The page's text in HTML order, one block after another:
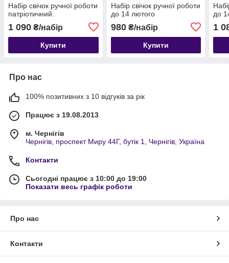
Набір свічок ручної роботи
патріотичний.
1 090 ₴/набір
Купити
Набір свічок ручної роботи
до 14 лютого
980₴/набір
Купити
до
1
Про нас
100% позитивних з 10 відгуків за рік
Працює з 19.08.2013
м. Чернігів
Чернігів, проспект Миру 44Г, бутік 1, Чернігів, Україна
Контакти
Сьогодні працює з 10:00 до 19:00
Показати весь графік роботи
Про нас
Контакти